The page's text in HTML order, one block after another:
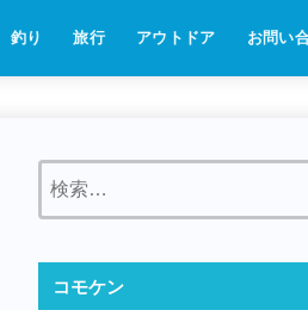
釣り 旅行 アウトドア お問い
コモケン